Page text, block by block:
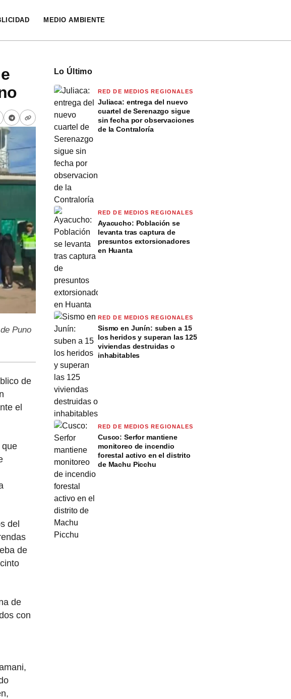
MEDIO AMBIENTE
Puno
de
el
que
del
de
de
con
Lo Último
RED DE MEDIOS REGIONALES
Juliaca: entrega del nuevo
cuartel de Serenazgo sigue
sin fecha por observaciones
de la Contraloría
RED DE MEDIOS REGIONALES
Ayacucho: Población se
levanta tras captura de
presuntos extorsionadores
en Huanta
RED DE MEDIOS REGIONALES
Sismo en Junín: suben a 15
los heridos y superan las 125
viviendas destruidas o
inhabitables
RED DE MEDIOS REGIONALES
Cusco: Serfor mantiene
monitoreo de incendio
forestal activo en el distrito
de Machu Picchu